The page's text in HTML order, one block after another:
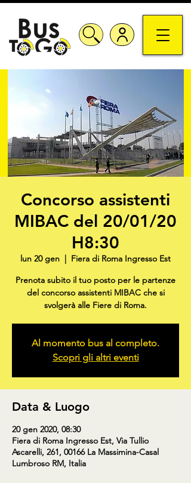
Concorso assistenti
MIBAC del 20/01/20
H8:30
lun 20 gen
  |
Fiera di Roma Ingresso Est
Prenota subito il tuo posto per le partenze
del concorso assistenti MIBAC che si
svolgerà alle Fiere di Roma.
Al momento bus al completo.
Scopri gli altri eventi
Data & Luogo
20 gen 2020, 08:30
Fiera di Roma Ingresso Est, Via Tullio
Ascarelli, 261, 00166 La Massimina-Casal
Lumbroso RM, Italia